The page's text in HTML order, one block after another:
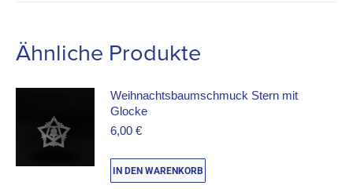
Ähnliche Produkte
Weihnachtsbaumschmuck Stern mit
Glocke
6,00 €
IN DEN WARENKORB